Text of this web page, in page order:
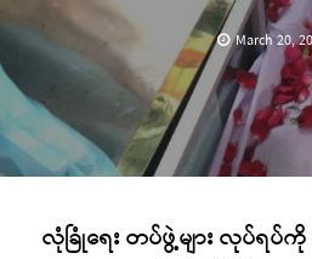
March 20,
လုံခြုံရေး တပ်ဖွဲ့များ လုပ်ရ